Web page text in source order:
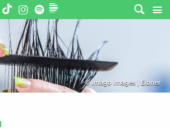
©imago images | Eibner